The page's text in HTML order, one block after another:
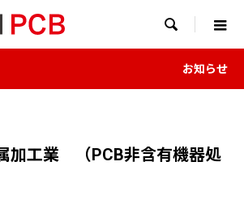

お知らせ
加工業 （PCB非含有機器処